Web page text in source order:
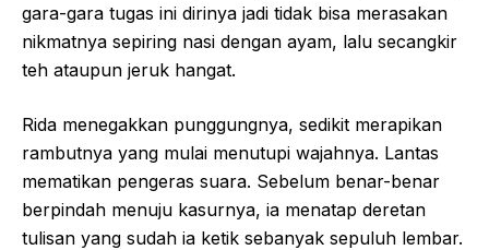
gara-gara tugas ini dirinya jadi tidak bisa merasakan
nikmatnya sepiring nasi dengan ayam, lalu secangkir
teh ataupun jeruk hangat.
Rida menegakkan punggungnya, sedikit merapikan
rambutnya yang mulai menutupi wajahnya. Lantas
mematikan pengeras suara. Sebelum benar-benar
berpindah menuju kasurnya, ia menatap deretan
tulisan yang sudah ia ketik sebanyak sepuluh lembar.